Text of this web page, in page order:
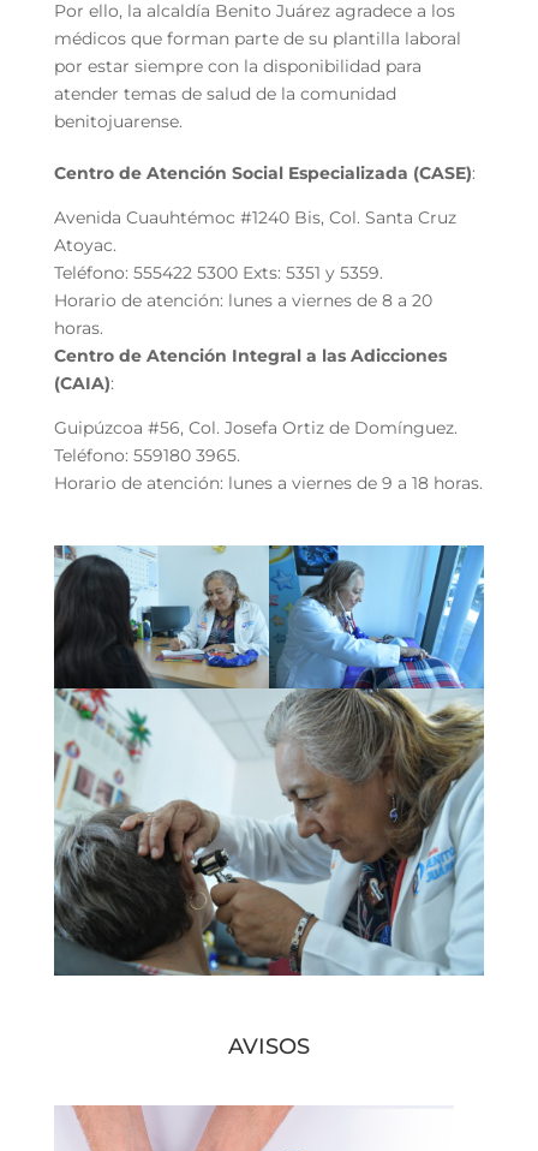
Por ello, la alcaldía Benito Juárez agradece a los
médicos que forman parte de su plantilla laboral
por estar siempre con la disponibilidad para
atender temas de salud de la comunidad
benitojuarense.
Centro de Atención Social Especializada (CASE):
Avenida Cuauhtémoc #1240 Bis, Col. Santa Cruz
Atoyac.
Teléfono: 555422 5300 Exts: 5351 y 5359.
Horario de atención: lunes a viernes de 8 a 20
horas.
Centro de Atención Integral a las Adicciones
(CAIA):
Guipúzcoa #56, Col. Josefa Ortiz de Domínguez.
Teléfono: 559180 3965.
Horario de atención: lunes a viernes de 9 a 18 horas.
AVISOS